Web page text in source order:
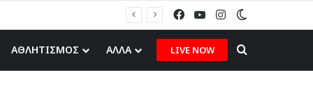
FacebookYouTubeInstagram
ΑΘΛΗΤΙΣΜΟΣ ΑΛΛΑ LIVE NOW Search for